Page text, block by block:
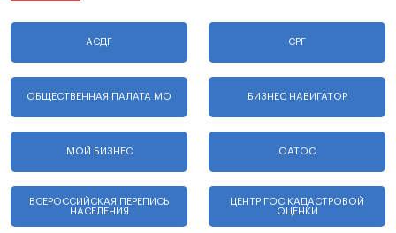
АСДГ СРГ
ОБЩЕСТВЕННАЯ ПАЛАТА МО БИЗНЕС НАВИГАТОР
МОЙ БИЗНЕС ОАТОС
ВСЕРОССИЙСКАЯ ПЕРЕПИСЬ
НАСЕЛЕНИЯ
ЦЕНТР ГОС.КАДАСТРОВОЙ
ОЦЕНКИ